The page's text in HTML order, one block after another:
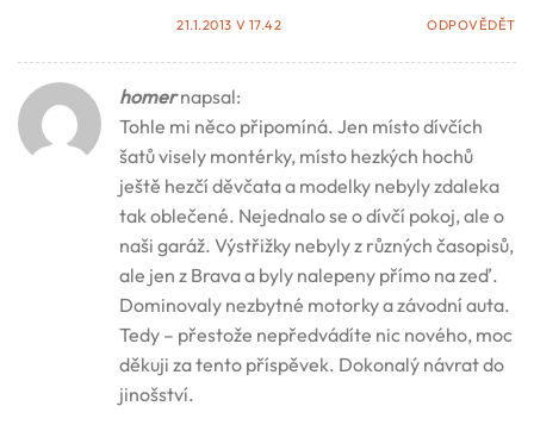
21.1.2013 V 17.42 ODPOVĚDĚT
homer napsal:
Tohle mi něco připomíná. Jen místo dívčích
šatů visely montérky, místo hezkých hochů
ještě hezčí děvčata a modelky nebyly zdaleka
tak oblečené. Nejednalo se o dívčí pokoj, ale o
naši garáž. Výstřižky nebyly z různých časopisů,
ale jen z Brava a byly nalepeny přímo na zeď.
Dominovaly nezbytné motorky a závodní auta.
Tedy – přestože nepředvádíte nic nového, moc
děkuji za tento příspěvek. Dokonalý návrat do
jinošství.